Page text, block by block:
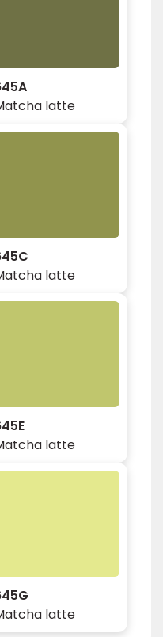
latte
latte
latte
latte